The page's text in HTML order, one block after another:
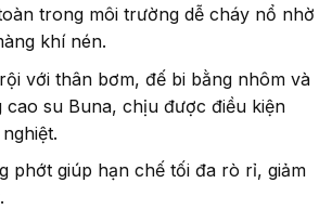
trong môi trường dễ cháy nổ nhờ
khí nén.
với thân bơm, đế bi bằng nhôm và
cao su Buna, chịu được điều kiện
phớt giúp hạn chế tối đa rò rỉ, giảm